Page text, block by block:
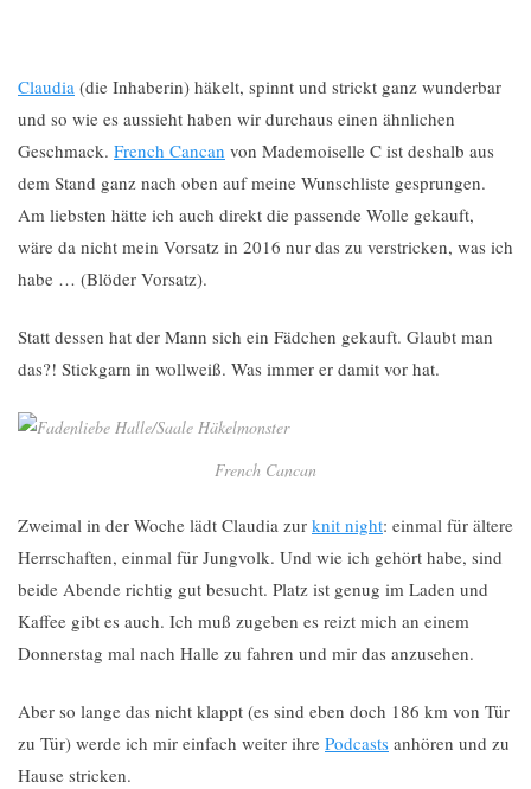
Claudia (die Inhaberin) häkelt, spinnt und strickt ganz wunderbar
und so wie es aussieht haben wir durchaus einen ähnlichen
Geschmack. French Cancan von Mademoiselle C ist deshalb aus
dem Stand ganz nach oben auf meine Wunschliste gesprungen.
Am liebsten hätte ich auch direkt die passende Wolle gekauft,
wäre da nicht mein Vorsatz in 2016 nur das zu verstricken, was ich
habe … (Blöder Vorsatz).
Statt dessen hat der Mann sich ein Fädchen gekauft. Glaubt man
das?! Stickgarn in wollweiß. Was immer er damit vor hat.
French Cancan
Zweimal in der Woche lädt Claudia zur knit night: einmal für ältere
Herrschaften, einmal für Jungvolk. Und wie ich gehört habe, sind
beide Abende richtig gut besucht. Platz ist genug im Laden und
Kaffee gibt es auch. Ich muß zugeben es reizt mich an einem
Donnerstag mal nach Halle zu fahren und mir das anzusehen.
Aber so lange das nicht klappt (es sind eben doch 186 km von Tür
zu Tür) werde ich mir einfach weiter ihre Podcasts anhören und zu
Hause stricken.